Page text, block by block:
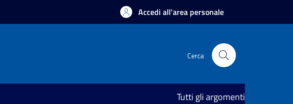
Accedi all'area personale
Cerca
Tutti gli argomenti